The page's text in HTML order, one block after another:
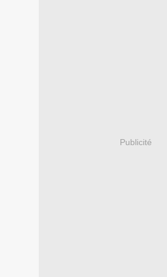
Publicité